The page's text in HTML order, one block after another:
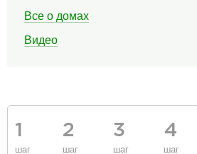
Все о домах
Видео
1
шаг
2
шаг
3
шаг
4
шаг